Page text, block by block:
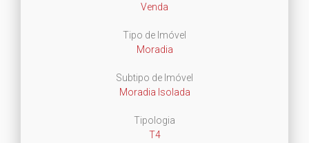
Venda
Tipo de Imóvel
Moradia
Subtipo de Imóvel
Moradia Isolada
Tipologia
T4